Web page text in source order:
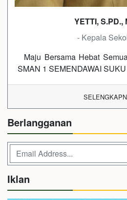
YETTI, S.PD.,
- Kepala
Maju Bersama Hebat
SMAN 1 SEMENDAWAI SUKU
Berlangganan
Iklan